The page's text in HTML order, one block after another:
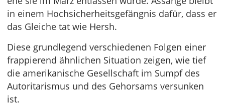
in einem Hochsicherheitsgefängnis dafür, dass er
das Gleiche tat wie Hersh.
Diese grundlegend verschiedenen Folgen einer
frappierend ähnlichen Situation zeigen, wie tief
die amerikanische Gesellschaft im Sumpf des
Autoritarismus und des Gehorsams versunken
ist.